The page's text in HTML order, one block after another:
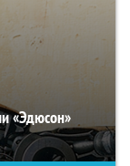
«Эдюсон»